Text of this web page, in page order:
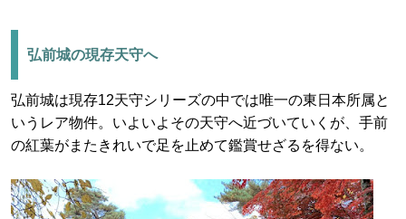
弘前城の現存天守へ
弘前城は現存12天守シリーズの中では唯一の東日本所属と
いうレア物件。いよいよその天守へ近づいていくが、手前
の紅葉がまたきれいで足を止めて鑑賞せざるを得ない。